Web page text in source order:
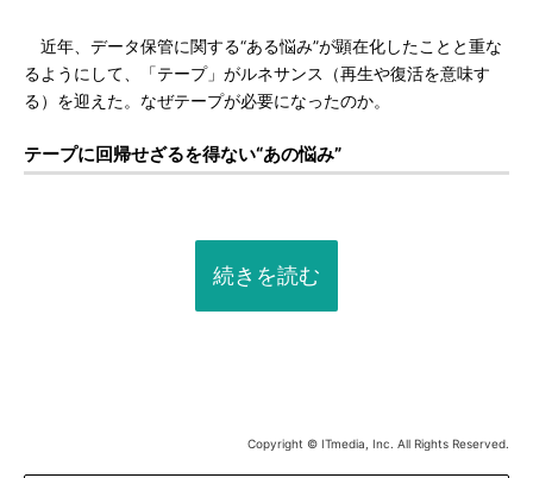
近年、データ保管に関する“ある悩み”が顕在化したことと重な
るようにして、「テープ」がルネサンス（再生や復活を意味す
る）を迎えた。なぜテープが必要になったのか。
テープに回帰せざるを得ない“あの悩み”
続きを読む
Copyright © ITmedia, Inc. All Rights Reserved.